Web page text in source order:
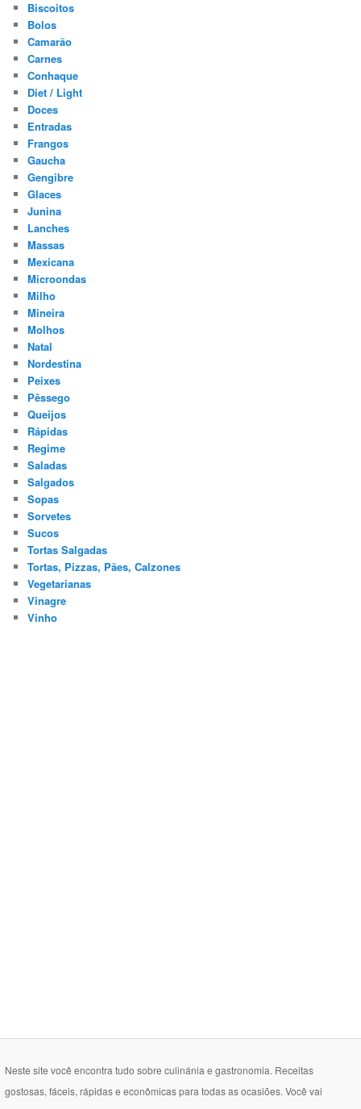
Biscoitos
Bolos
Camarão
Carnes
Conhaque
Diet / Light
Doces
Entradas
Frangos
Gaucha
Gengibre
Glaces
Junina
Lanches
Massas
Mexicana
Microondas
Milho
Mineira
Molhos
Natal
Nordestina
Peixes
Pêssego
Queijos
Rápidas
Regime
Saladas
Salgados
Sopas
Sorvetes
Sucos
Tortas Salgadas
Tortas, Pizzas, Pães, Calzones
Vegetarianas
Vinagre
Vinho
Neste site você encontra tudo sobre culinánia e gastronomia. Receitas
gostosas, fáceis, rápidas e econômicas para todas as ocasiões. Você vai